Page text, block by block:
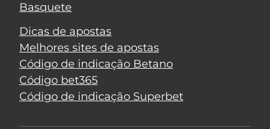
Basquete
Dicas de apostas
Melhores sites de apostas
Código de indicação Betano
Código bet365
Código de indicação Superbet